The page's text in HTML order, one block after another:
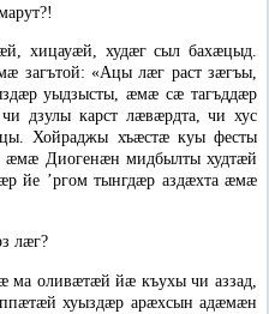
хицауæй, худæг сыл бахæцыд.
загътой: «Ацы лæг раст зæгъы,
уыдзысты, æмæ сæ тагъддæр
дзулы карст лæвæрдта, чи хус
Хойраджы хъæстæ куы фесты
æмæ Диогенæн мидбылты худтæй
йе ’ргом тынгдæр аздæхта æмæ
лæг?
оливæтæй йæ къухы чи аззад,
хуыздæр арæхсын адæмæн